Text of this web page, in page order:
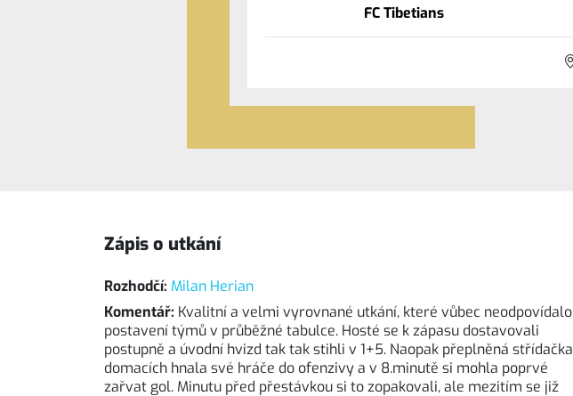
FC Tibetians
Zápis o utkání
Rozhodčí: Milan Herian
Komentář: Kvalitní a velmi vyrovnané utkání, které vůbec neodpovídalo
postavení týmů v průběžné tabulce. Hosté se k zápasu dostavovali
postupně a úvodní hvizd tak tak stihli v 1+5. Naopak přeplněná střídačka
domacích hnala své hráče do ofenzivy a v 8.minutě si mohla poprvé
zařvat gol. Minutu před přestávkou si to zopakovali, ale mezitím se již